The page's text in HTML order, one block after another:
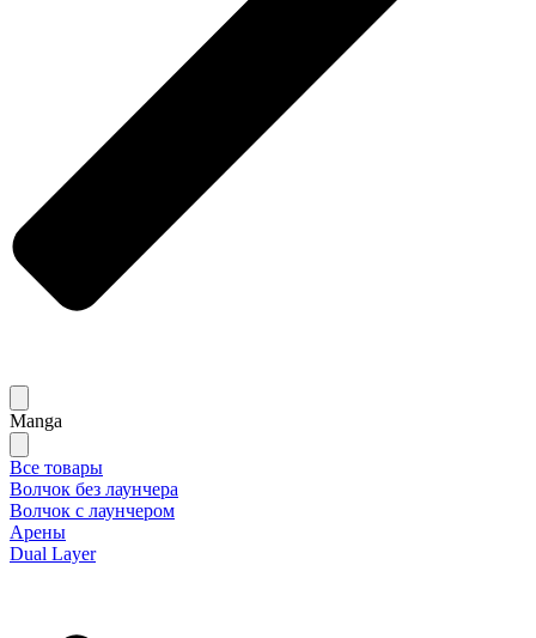
Manga
Все товары
Волчок без лаунчера
Волчок с лаунчером
Арены
Dual Layer